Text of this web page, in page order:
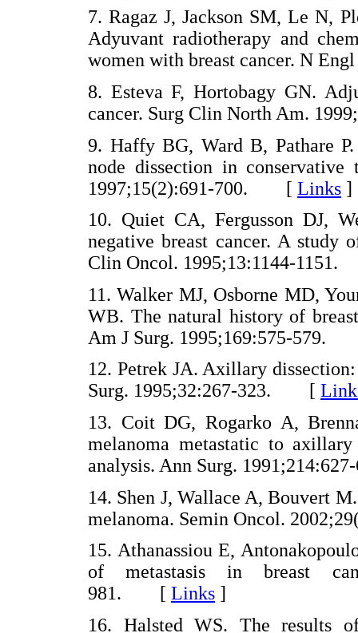
7. Ragaz J, Jackson SM, Le N,
Adyuvant radiotherapy and
women with breast cancer. N
8. Esteva F, Hortobagy GN.
cancer. Surg Clin North Am.
9. Haffy BG, Ward B, Pathare
node dissection in
1997;15(2):691-700. [ Links ]
10. Quiet CA, Fergusson DJ,
negative breast cancer. A study
Clin Oncol. 1995;13:1144-
11. Walker MJ, Osborne MD,
WB. The natural history of
Am J Surg. 1995;169:575-
12. Petrek JA. Axillary
Surg. 1995;32:267-323. [
13. Coit DG, Rogarko A,
melanoma metastatic to
analysis. Ann Surg.
14. Shen J, Wallace A, Bouvert
melanoma. Semin Oncol.
15. Athanassiou E,
of metastasis in breast
981. [ Links ]
16. Halsted WS. The results